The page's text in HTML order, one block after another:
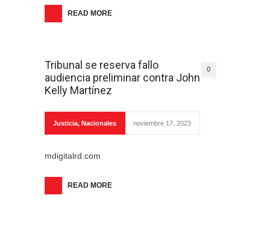
READ MORE
Tribunal se reserva fallo
audiencia preliminar contra John
Kelly Martínez
0
Justicia, Nacionales noviembre 17, 2023
mdigitalrd.com
READ MORE